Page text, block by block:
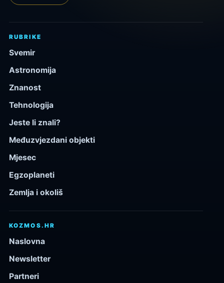
RUBRIKE
Svemir
Astronomija
Znanost
Tehnologija
Jeste li znali?
Međuzvjezdani objekti
Mjesec
Egzoplaneti
Zemlja i okoliš
KOZMOS.HR
Naslovna
Newsletter
Partneri